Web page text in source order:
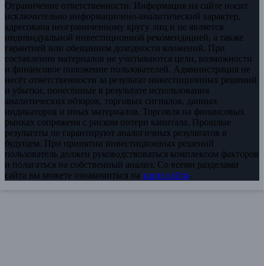
Ограничение ответственности. Информация на сайте носит
исключительно информационно-аналитический характер,
адресована неограниченному кругу лиц и не является
индивидуальной инвестиционной рекомендацией, а также
гарантией или обещанием доходности вложений. При
составлении материалов не учитываются цели, возможности
и финансовое положение пользователей. Администрация не
несёт ответственности за результат инвестиционных решений
и убытки, понесённые в результате использования
аналитических обзоров, торговых сигналов, данных
индикаторов и иных материалов. Торговля на финансовых
рынках сопряжена с риском потери капитала. Прошлые
результаты не гарантируют аналогичных результатов в
будущем. При принятии инвестиционных решений
пользователь должен руководствоваться комплексом факторов
и полагаться на собственный анализ. Со всеми разделами
сайта вы можете ознакомиться на карте сайта.